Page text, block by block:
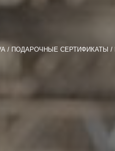
ПОДАРОЧНЫЕ СЕРТИФИКАТЫ